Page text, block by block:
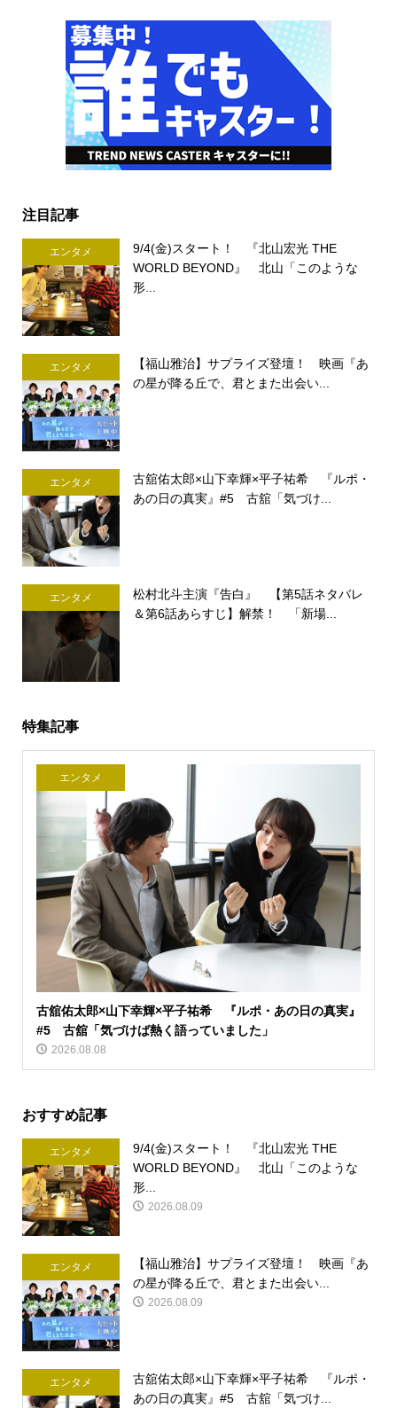
注目記事
エンタメ
9/4(金)スタート！ 『北山宏光 THE
WORLD BEYOND』 北山「このような
形...
エンタメ
【福山雅治】サプライズ登壇！ 映画『あ
の星が降る丘で、君とまた出会い...
エンタメ
古舘佑太郎×山下幸輝×平子祐希 『ルポ・
あの日の真実』#5 古舘「気づけ...
エンタメ
松村北斗主演『告白』 【第5話ネタバレ
＆第6話あらすじ】解禁！ 「新場...
特集記事
エンタメ
古舘佑太郎×山下幸輝×平子祐希 『ルポ・あの日の真実』
#5 古舘「気づけば熱く語っていました」
2026.08.08
おすすめ記事
エンタメ
9/4(金)スタート！ 『北山宏光 THE
WORLD BEYOND』 北山「このような
形...
2026.08.09
エンタメ
【福山雅治】サプライズ登壇！ 映画『あ
の星が降る丘で、君とまた出会い...
2026.08.09
エンタメ
古舘佑太郎×山下幸輝×平子祐希 『ルポ・
あの日の真実』#5 古舘「気づけ...